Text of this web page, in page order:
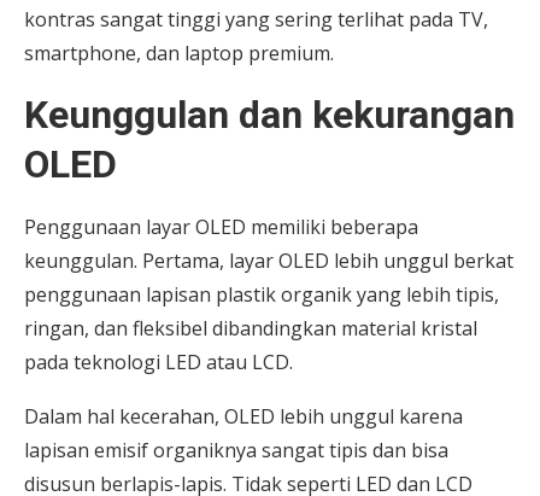
kontras sangat tinggi yang sering terlihat pada TV,
smartphone, dan laptop premium.
Keunggulan dan kekurangan
OLED
Penggunaan layar OLED memiliki beberapa
keunggulan. Pertama, layar OLED lebih unggul berkat
penggunaan lapisan plastik organik yang lebih tipis,
ringan, dan fleksibel dibandingkan material kristal
pada teknologi LED atau LCD.
Dalam hal kecerahan, OLED lebih unggul karena
lapisan emisif organiknya sangat tipis dan bisa
disusun berlapis-lapis. Tidak seperti LED dan LCD